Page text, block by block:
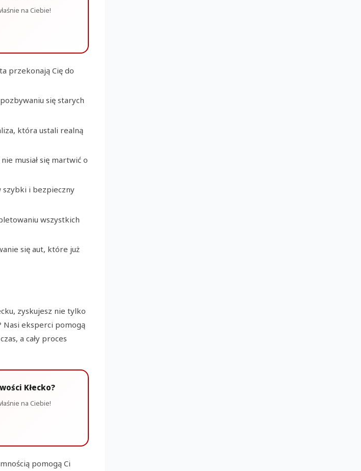
na Ciebie!
przekonają Cię do
się starych
która ustali realną
musiał się martwić o
szybki i bezpieczny
wszystkich
się aut, które już
zyskujesz nie tylko
Nasi eksperci pomogą
a cały proces
Kłecko?
na Ciebie!
pomogą Ci